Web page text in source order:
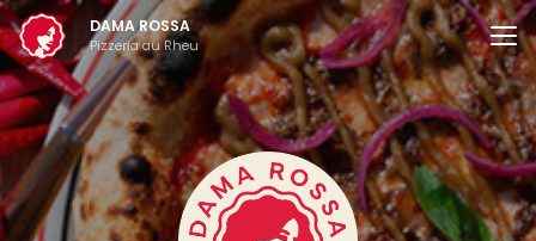
Aller
au
contenu
principal
DAMA ROSSA
Pizzeria au Rheu